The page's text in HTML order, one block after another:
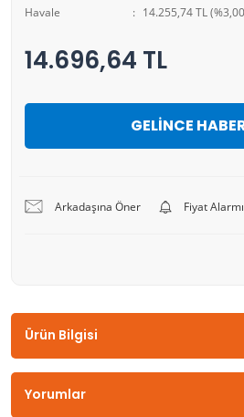
Havale
14.255,74 TL
14.696,64 TL
GELİNCE
Arkadaşına Öner Fiyat Alarmı
Ürün Bilgisi
Yorumlar